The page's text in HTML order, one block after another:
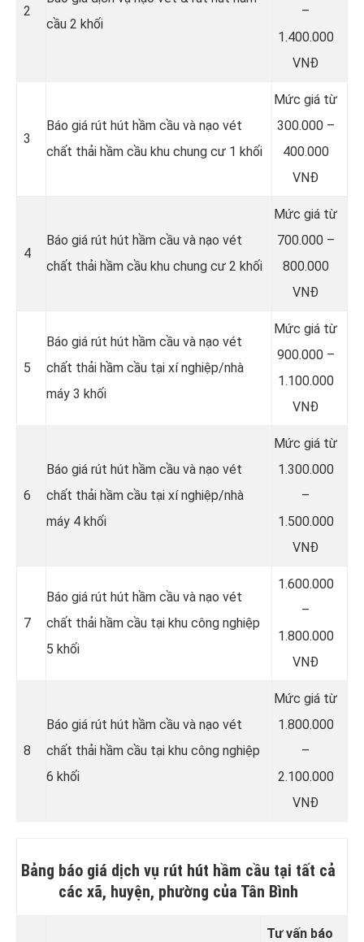
2
cầu 2 khối
–
1.400.000
VNĐ
3
Báo giá rút hút hầm cầu và nạo vét
chất thải hầm cầu khu chung cư 1 khối
Mức giá từ
300.000 –
400.000
VNĐ
4
Báo giá rút hút hầm cầu và nạo vét
chất thải hầm cầu khu chung cư 2 khối
Mức giá từ
700.000 –
800.000
VNĐ
5
Báo giá rút hút hầm cầu và nạo vét
chất thải hầm cầu tại xí nghiệp/nhà
máy 3 khối
Mức giá từ
900.000 –
1.100.000
VNĐ
6
Báo giá rút hút hầm cầu và nạo vét
chất thải hầm cầu tại xí nghiệp/nhà
máy 4 khối
Mức giá từ
1.300.000
–
1.500.000
VNĐ
7
Báo giá rút hút hầm cầu và nạo vét
chất thải hầm cầu tại khu công nghiệp
5 khối
1.600.000
–
1.800.000
VNĐ
8
Báo giá rút hút hầm cầu và nạo vét
chất thải hầm cầu tại khu công nghiệp
6 khối
Mức giá từ
1.800.000
–
2.100.000
VNĐ
Bảng báo giá dịch vụ rút hút hầm cầu tại tất cả
các xã, huyện, phường của Tân Bình
Tư vấn báo